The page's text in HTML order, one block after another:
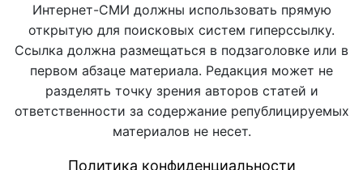
Интернет-СМИ должны использовать прямую
открытую для поисковых систем гиперссылку.
Ссылка должна размещаться в подзаголовке или в
первом абзаце материала. Редакция может не
разделять точку зрения авторов статей и
ответственности за содержание републицируемых
материалов не несет.
Политика конфиденциальности